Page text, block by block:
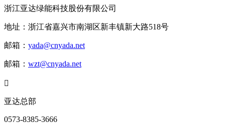
浙江亚达绿能科技股份有限公司
地址：浙江省嘉兴市南湖区新丰镇新大路518号
邮箱： yada@cnyada.net
邮箱： wzt@cnyada.net

亚达总部
0573-8385-3666